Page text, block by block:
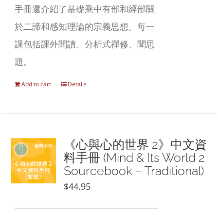
手冊還介紹了基礎乘中有部和經部關
於二諦和感知理論的宗義思想。每一
課包括課外閱讀、分析式禪修、聞思
題。
Add to cart Details
《心與心的世界 2》中文資
料手冊 (Mind & Its World 2
Sourcebook – Traditional)
$44.95